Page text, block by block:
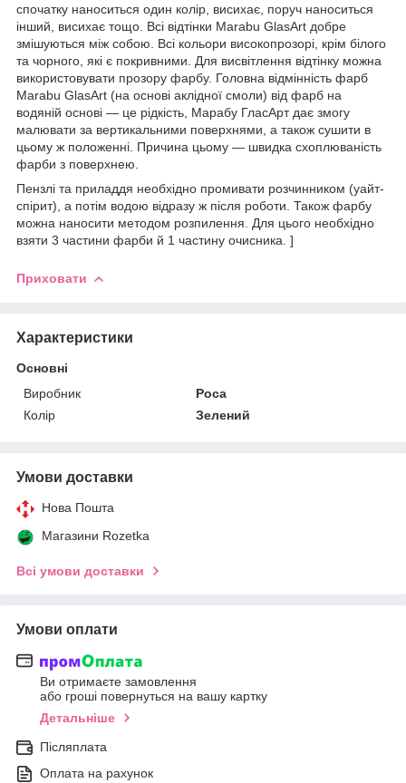
спочатку наноситься один колір, висихає, поруч наноситься
інший, висихає тощо. Всі відтінки Marabu GlasArt добре
змішуються між собою. Всі кольори високопрозорі, крім білого
та чорного, які є покривними. Для висвітлення відтінку можна
використовувати прозору фарбу. Головна відмінність фарб
Marabu GlasArt (на основі аклідної смоли) від фарб на
водяній основі — це рідкість, Марабу ГласАрт дає змогу
малювати за вертикальними поверхнями, а також сушити в
цьому ж положенні. Причина цьому — швидка схоплюваність
фарби з поверхнею.
Пензлі та приладдя необхідно промивати розчинником (уайт-
спірит), а потім водою відразу ж після роботи. Також фарбу
можна наносити методом розпилення. Для цього необхідно
взяти 3 частини фарби й 1 частину очисника. ]
Приховати
Характеристики
Основні
Виробник
Роса
Колір
Зелений
Умови доставки
Нова Пошта
Магазини Rozetka
Всі умови доставки
Умови оплати
Ви отримаєте замовлення
або гроші повернуться на вашу картку
Детальніше
Післяплата
Оплата на рахунок